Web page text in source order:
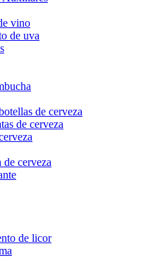
vino
de uva
de cerveza
de cerveza
de cerveza
de licor